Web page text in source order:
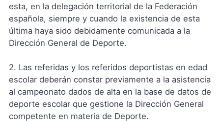
esta, en la delegación territorial de la Federación
española, siempre y cuando la existencia de esta
última haya sido debidamente comunicada a la
Dirección General de Deporte.
2. Las referidas y los referidos deportistas en edad
escolar deberán constar previamente a la asistencia
al campeonato dados de alta en la base de datos de
deporte escolar que gestione la Dirección General
competente en materia de Deporte.